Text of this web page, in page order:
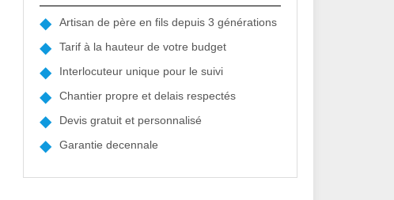
Artisan de père en fils depuis 3 générations
Tarif à la hauteur de votre budget
Interlocuteur unique pour le suivi
Chantier propre et delais respectés
Devis gratuit et personnalisé
Garantie decennale